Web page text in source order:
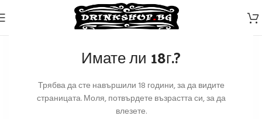
Имате ли 18г.?
Трябва да сте навършили 18 години, за да видите
страницата. Моля, потвърдете възрастта си, за да
влезете.